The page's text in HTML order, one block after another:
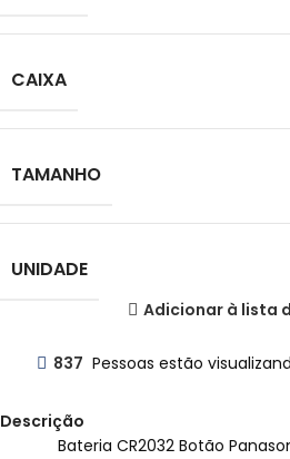
CAIXA
TAMANHO
UNIDADE
Adicionar à lista
837 Pessoas estão
Descrição
Bateria CR2032 Botão